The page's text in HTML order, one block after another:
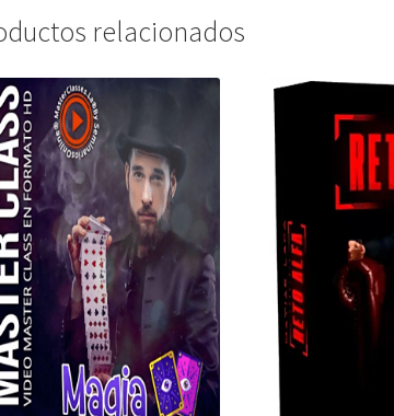
relacionados